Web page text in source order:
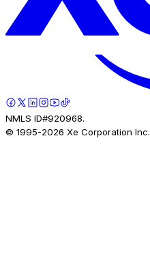
NMLS ID#920968.
© 1995-2026 Xe Corporation Inc.